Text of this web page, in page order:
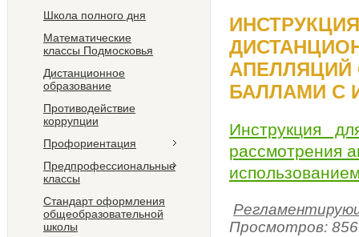
Школа полного дня
Математические
классы Подмосковья
Дистанционное
образование
Противодействие
коррупции
Профориентация
Предпрофессиональные
классы
Стандарт оформления
общеобразовательной
школы
БАЛЛАМИ С
Инструкция
рассмотрения
Просмотров: